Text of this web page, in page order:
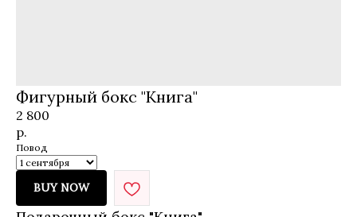
Фигурный бокс "Книга"
2 800
р.
Повод
BUY NOW